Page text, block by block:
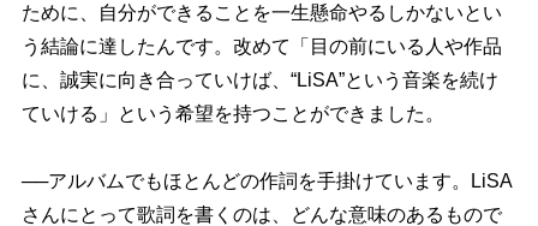
ために、自分ができることを一生懸命やるしかないとい
う結論に達したんです。改めて「目の前にいる人や作品
に、誠実に向き合っていけば、“LiSA”という音楽を続け
ていける」という希望を持つことができました。
──アルバムでもほとんどの作詞を手掛けています。LiSA
さんにとって歌詞を書くのは、どんな意味のあるもので